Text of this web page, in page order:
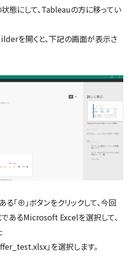
態にして、Tableauの方に移ってい
を開くと、下記の画面が表示さ
「⊕」ボタンをクリックして、今回
あるMicrosoft Excelを選択して、
」を選択します。